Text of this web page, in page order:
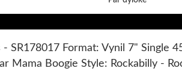
- SR178017 Format: Vynil 7" Single
Mama Boogie Style: Rockabilly -